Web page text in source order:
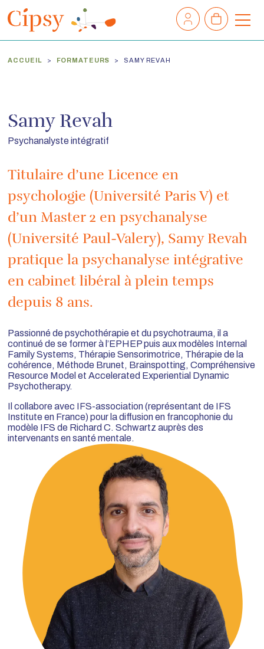
Mon
compte
Mon
panier
e
ACCUEIL FORMATEURS SAMY REVAH
Samy Revah
Psychanalyste intégratif
Titulaire d’une Licence en
psychologie (Université Paris V) et
d’un Master 2 en psychanalyse
(Université Paul-Valery), Samy Revah
pratique la psychanalyse intégrative
en cabinet libéral à plein temps
depuis 8 ans.
Passionné de psychothérapie et du psychotrauma, il a
continué de se former à l’EPHEP puis aux modèles Internal
Family Systems, Thérapie Sensorimotrice, Thérapie de la
cohérence, Méthode Brunet, Brainspotting, Compréhensive
Resource Model et Accelerated Experiential Dynamic
Psychotherapy.
Il collabore avec IFS-association (représentant de IFS
Institute en France) pour la diffusion en francophonie du
modèle IFS de Richard C. Schwartz auprès des
intervenants en santé mentale.